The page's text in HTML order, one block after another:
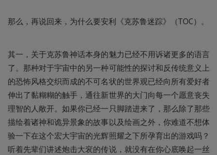
那么，再说回来，为什么要安利《克苏鲁迷踪》（TOC）。
其一，关于克苏鲁神话本身的魅力已经不用诉诸更多的语言
了。那种对于宇宙中的另一种可能性的探讨和反传统意义上
的恐怖风格交织而成的不可名状的世界观已经向所有爱好者
伸出了黏糊糊的触手，通往新世界的大门向每一个愿意丧失
理智的人敞开。如果你已经一只脚踏进来了，那么除了那些
描绘着诸神和诡异景象的故事以及绘画之外，你难道不想体
验一下在这个宏大宇宙的光辉照耀之下所孕育出的游戏吗？
听着先辈们讲述炮击大衮的传说，就没有在你心底唤起一丝